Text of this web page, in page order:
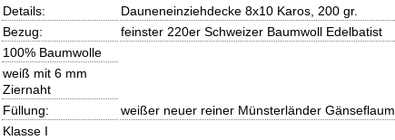
Details:
Dauneneinziehdecke 8x10 Karos, 200 gr.
Bezug:
feinster 220er Schweizer Baumwoll Edelbatist
100% Baumwolle
weiß mit 6 mm
Ziernaht
Füllung:
weißer neuer reiner Münsterländer Gänseflaum
Klasse I